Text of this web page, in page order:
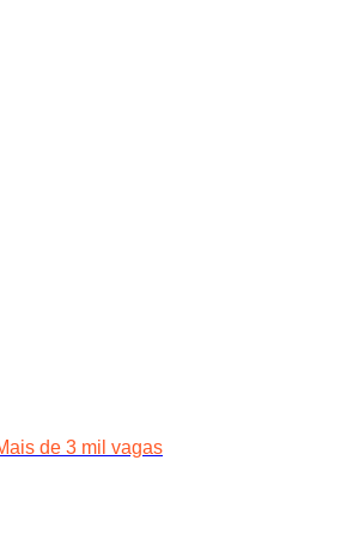
de 3 mil vagas